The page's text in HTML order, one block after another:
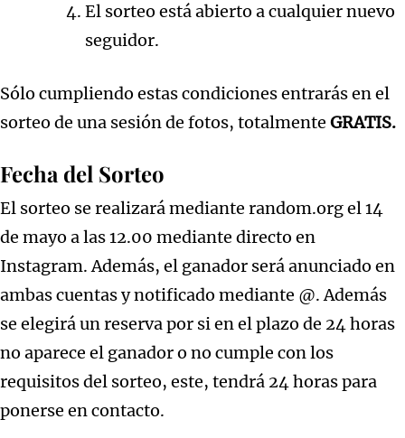
El sorteo está abierto a cualquier nuevo
seguidor.
Sólo cumpliendo estas condiciones entrarás en el
sorteo de una sesión de fotos, totalmente GRATIS.
Fecha del Sorteo
El sorteo se realizará mediante random.org el 14
de mayo a las 12.00 mediante directo en
Instagram. Además, el ganador será anunciado en
ambas cuentas y notificado mediante @. Además
se elegirá un reserva por si en el plazo de 24 horas
no aparece el ganador o no cumple con los
requisitos del sorteo, este, tendrá 24 horas para
ponerse en contacto.